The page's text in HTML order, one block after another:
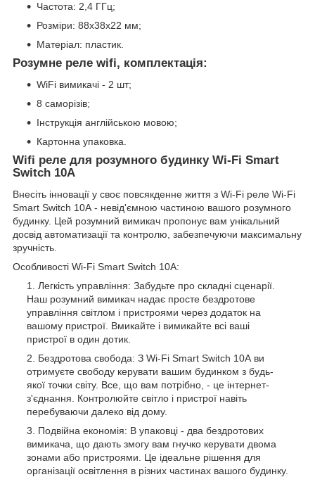
Частота: 2,4 ГГц;
Розміри: 88х38х22 мм;
Матеріал: пластик.
Розумне реле wifi, комплектація:
WiFi вимикачі - 2 шт;
8 саморізів;
Інструкція англійською мовою;
Картонна упаковка.
Wifi реле для розумного будинку Wi-Fi Smart
Switch 10А
Внесіть інновації у своє повсякденне життя з Wi-Fi реле Wi-Fi
Smart Switch 10А - невід'ємною частиною вашого розумного
будинку. Цей розумний вимикач пропонує вам унікальний
досвід автоматизації та контролю, забезпечуючи максимальну
зручність.
Особливості Wi-Fi Smart Switch 10А:
Легкість управління: Забудьте про складні сценарії.
Наш розумний вимикач надає просте бездротове
управління світлом і пристроями через додаток на
вашому пристрої. Вмикайте і вимикайте всі ваші
пристрої в один дотик.
Бездротова свобода: З Wi-Fi Smart Switch 10А ви
отримуєте свободу керувати вашим будинком з будь-
якої точки світу. Все, що вам потрібно, - це інтернет-
з'єднання. Контролюйте світло і пристрої навіть
перебуваючи далеко від дому.
Подвійна економія: В упаковці - два бездротових
вимикача, що дають змогу вам гнучко керувати двома
зонами або пристроями. Це ідеальне рішення для
організації освітлення в різних частинах вашого будинку.